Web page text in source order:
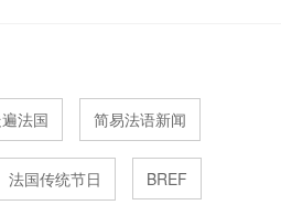
法国 简易法语新闻
法国传统节日 BREF